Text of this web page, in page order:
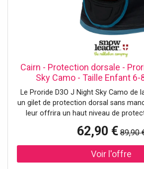
Cairn - Protection dorsale -
Sky Camo - Taille Enfant 6-
Le Proride D3O J Night Sky Camo de
un gilet de protection dorsal sans
leur offrira un haut niveau de
sessions ski et snowboard.Elle dispose
un matériau qui, composé de
formant une véritable carapace, va
l'énergie pour une meilleure
Combinez-la à trois plaques
62,90 € 89,90